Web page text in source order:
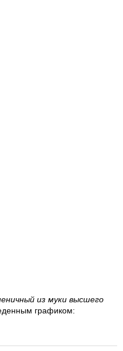
из муки высшего
графиком: